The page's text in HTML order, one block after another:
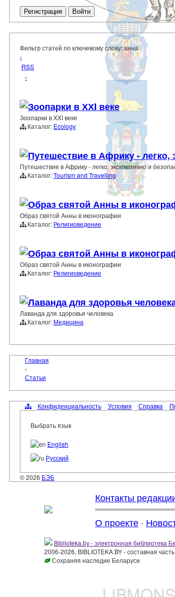
Регистрация Войти
Фильтр статей по ключевому слову: анна
‹
RSS
›
Зоопарки в ХХI веке
Зоопарки в XXI веке
Каталог: Ecology
Путешествие в Африку - легко,
Путешествие в Африку - легко, эксклюзивно и
Каталог:Tourism and Travelling
Образ святой Анны в
Образ святой Анны в иконографии
Каталог: Религиоведение
Образ святой Анны в
Образ святой Анны в иконографии
Каталог: Религиоведение
Лаванда для здоровья
Лаванда для здоровья человека
Каталог: Медицина
Главная
›
Статьи
Конфиденциальность Условия Справка
Выбрать язык
English
Русский
© 2026 БЭБ
Контакты
О проекте ·
Biblioteka.by - электронная библиотека
2006-2026, BIBLIOTEKA.BY - составная
Сохраняя наследие Беларуси